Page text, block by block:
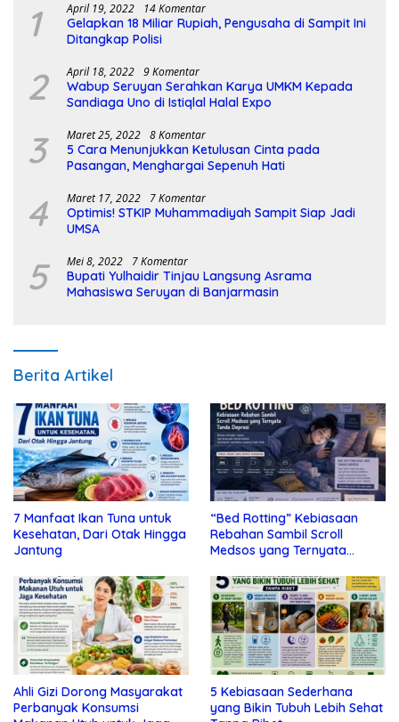
1 April 19, 2022 14 Komentar
Gelapkan 18 Miliar Rupiah, Pengusaha di Sampit Ini
Ditangkap Polisi
2 April 18, 2022 9 Komentar
Wabup Seruyan Serahkan Karya UMKM Kepada
Sandiaga Uno di Istiqlal Halal Expo
3 Maret 25, 2022 8 Komentar
5 Cara Menunjukkan Ketulusan Cinta pada
Pasangan, Menghargai Sepenuh Hati
4 Maret 17, 2022 7 Komentar
Optimis! STKIP Muhammadiyah Sampit Siap Jadi
UMSA
5 Mei 8, 2022 7 Komentar
Bupati Yulhaidir Tinjau Langsung Asrama
Mahasiswa Seruyan di Banjarmasin
Berita Artikel
7 Manfaat Ikan Tuna untuk
Kesehatan, Dari Otak Hingga
Jantung
“Bed Rotting” Kebiasaan
Rebahan Sambil Scroll
Medsos yang Ternyata
Ahli Gizi Dorong Masyarakat
Perbanyak Konsumsi
5 Kebiasaan Sederhana
yang Bikin Tubuh Lebih Sehat